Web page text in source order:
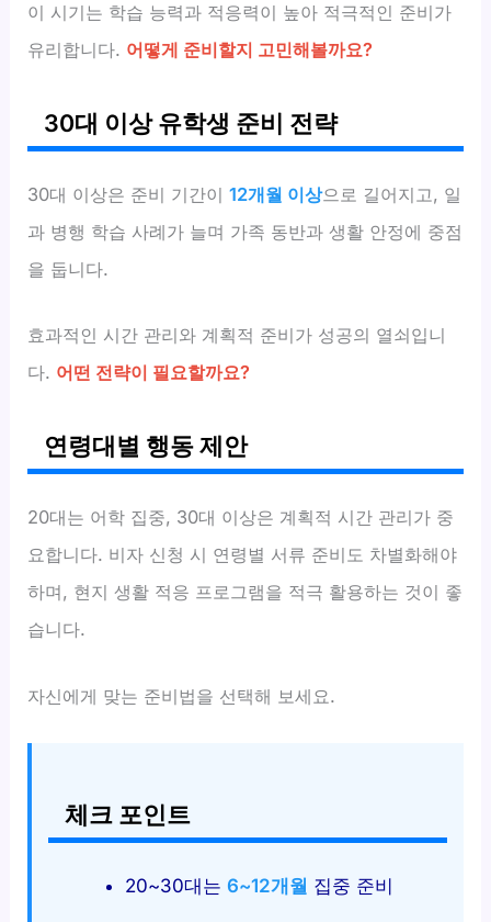
이 시기는 학습 능력과 적응력이 높아 적극적인 준비가
유리합니다. 어떻게 준비할지 고민해볼까요?
30대 이상 유학생 준비 전략
30대 이상은 준비 기간이12개월 이상으로 길어지고, 일
과 병행 학습 사례가 늘며 가족 동반과 생활 안정에 중점
을 둡니다.
효과적인 시간 관리와 계획적 준비가 성공의 열쇠입니
다. 어떤 전략이 필요할까요?
연령대별 행동 제안
20대는 어학 집중, 30대 이상은 계획적 시간 관리가 중
요합니다. 비자 신청 시 연령별 서류 준비도 차별화해야
하며, 현지 생활 적응 프로그램을 적극 활용하는 것이 좋
습니다.
자신에게 맞는 준비법을 선택해 보세요.
체크 포인트
20~30대는 6~12개월 집중 준비